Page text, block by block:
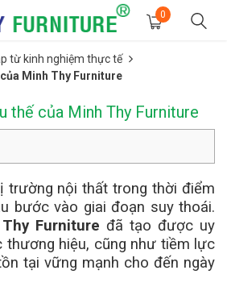
0
từ kinh nghiệm thực tế
Minh Thy Furniture
thế của Minh Thy Furniture
trường nội thất trong thời điểm
bước vào giai đoạn suy thoái.
Furniture đã tạo được uy
thương hiệu, cũng như tiềm lực
tại vững mạnh cho đến ngày